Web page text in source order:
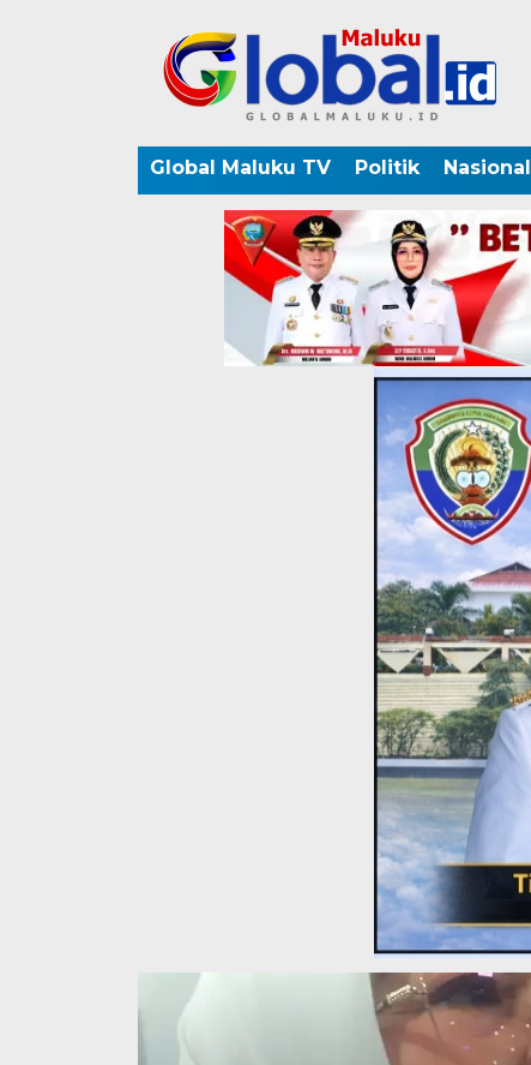
Global Maluku TV Politik Nasional